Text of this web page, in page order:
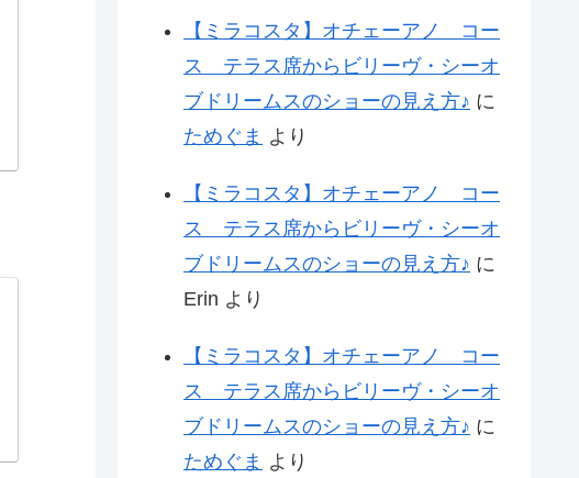
【ミラコスタ】オチェーアノ コー
ス テラス席からビリーヴ・シーオ
ブドリームスのショーの見え方♪ に
ためぐま より
【ミラコスタ】オチェーアノ コー
ス テラス席からビリーヴ・シーオ
ブドリームスのショーの見え方♪ に
Erin より
【ミラコスタ】オチェーアノ コー
ス テラス席からビリーヴ・シーオ
ブドリームスのショーの見え方♪ に
ためぐま より